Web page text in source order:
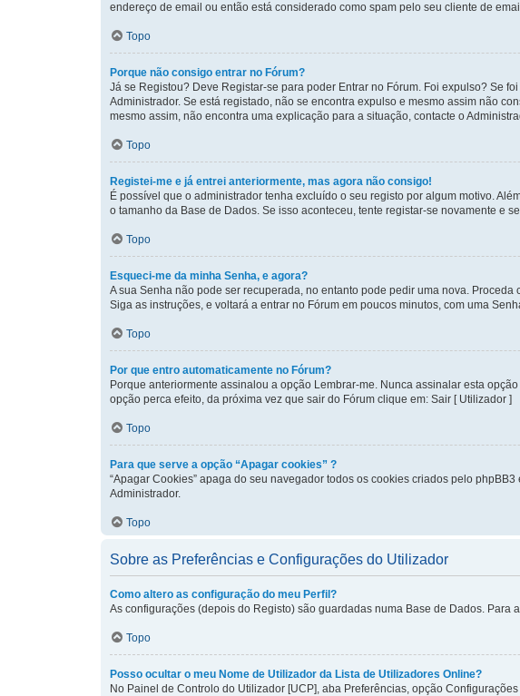
endereço de email ou então está considerado como spam pelo seu cliente de
Topo
Porque não consigo entrar no Fórum?
Já se Registou? Deve Registar-se para poder Entrar no Fórum. Foi expulso? Se
Administrador. Se está registado, não se encontra expulso e mesmo assim não
mesmo assim, não encontra uma explicação para a situação, contacte o
Topo
Registei-me e já entrei anteriormente, mas agora não consigo!
É possível que o administrador tenha excluído o seu registo por algum motivo.
o tamanho da Base de Dados. Se isso aconteceu, tente registar-se novamente e
Topo
Esqueci-me da minha Senha, e agora?
A sua Senha não pode ser recuperada, no entanto pode pedir uma nova.
Siga as instruções, e voltará a entrar no Fórum em poucos minutos, com uma
Topo
Por que entro automaticamente no Fórum?
Porque anteriormente assinalou a opção Lembrar-me. Nunca assinalar esta
opção perca efeito, da próxima vez que sair do Fórum clique em: Sair [ Utilizador ]
Topo
Para que serve a opção “Apagar cookies” ?
“Apagar Cookies” apaga do seu navegador todos os cookies criados pelo
Administrador.
Topo
Sobre as Preferências e Configurações do Utilizador
Como altero as configuração do meu Perfil?
As configurações (depois do Registo) são guardadas numa Base de Dados.
Topo
Posso ocultar o meu Nome de Utilizador da Lista de Utilizadores Online?
No Painel de Controlo do Utilizador [UCP], aba Preferências, opção